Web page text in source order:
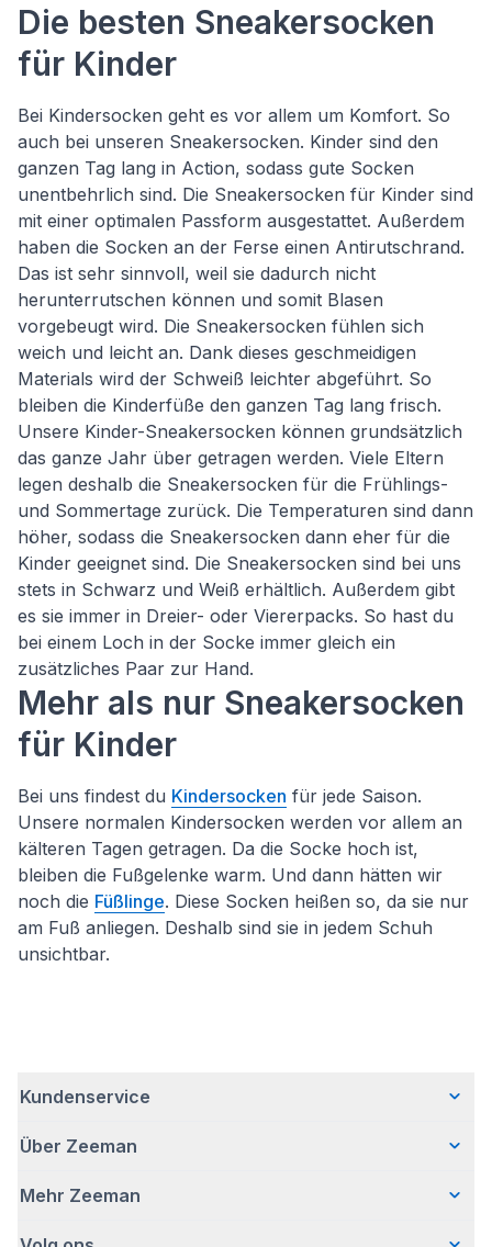
Die besten Sneakersocken
für Kinder
Bei Kindersocken geht es vor allem um Komfort. So
auch bei unseren Sneakersocken. Kinder sind den
ganzen Tag lang in Action, sodass gute Socken
unentbehrlich sind. Die Sneakersocken für Kinder sind
mit einer optimalen Passform ausgestattet. Außerdem
haben die Socken an der Ferse einen Antirutschrand.
Das ist sehr sinnvoll, weil sie dadurch nicht
herunterrutschen können und somit Blasen
vorgebeugt wird. Die Sneakersocken fühlen sich
weich und leicht an. Dank dieses geschmeidigen
Materials wird der Schweiß leichter abgeführt. So
bleiben die Kinderfüße den ganzen Tag lang frisch.
Unsere Kinder-Sneakersocken können grundsätzlich
das ganze Jahr über getragen werden. Viele Eltern
legen deshalb die Sneakersocken für die Frühlings-
und Sommertage zurück. Die Temperaturen sind dann
höher, sodass die Sneakersocken dann eher für die
Kinder geeignet sind. Die Sneakersocken sind bei uns
stets in Schwarz und Weiß erhältlich. Außerdem gibt
es sie immer in Dreier- oder Viererpacks. So hast du
bei einem Loch in der Socke immer gleich ein
zusätzliches Paar zur Hand.
Mehr als nur Sneakersocken
für Kinder
Bei uns findest du Kindersocken für jede Saison.
Unsere normalen Kindersocken werden vor allem an
kälteren Tagen getragen. Da die Socke hoch ist,
bleiben die Fußgelenke warm. Und dann hätten wir
noch die Füßlinge. Diese Socken heißen so, da sie nur
am Fuß anliegen. Deshalb sind sie in jedem Schuh
unsichtbar.
Kundenservice
Häufig gestellte Fragen
Lieferung
Über Zeeman
Wer wir sind
Mehr Zeeman